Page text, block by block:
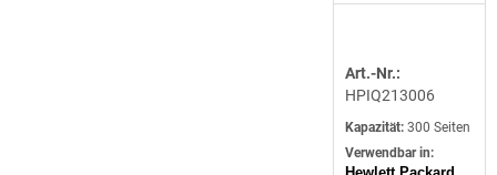
Art.-Nr.:
HPIQ213006
Kapazität: 300 Seiten
Verwendbar in: